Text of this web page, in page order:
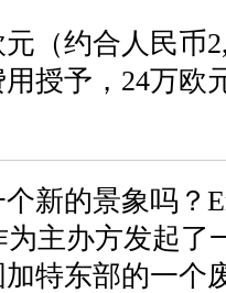
（约合人民币
授予，24万欧
新的景象吗？
为主办方发起
特东部的一个